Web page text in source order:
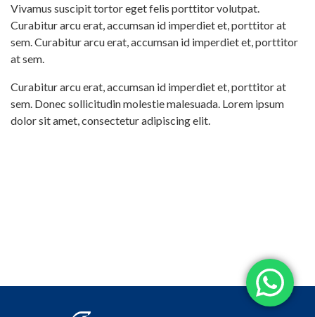
Vivamus suscipit tortor eget felis porttitor volutpat.
Curabitur arcu erat, accumsan id imperdiet et, porttitor at
sem. Curabitur arcu erat, accumsan id imperdiet et, porttitor
at sem.
Curabitur arcu erat, accumsan id imperdiet et, porttitor at
sem. Donec sollicitudin molestie malesuada. Lorem ipsum
dolor sit amet, consectetur adipiscing elit.